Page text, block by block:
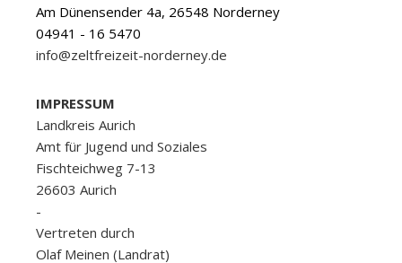
Am Dünensender 4a, 26548 Norderney
04941 - 16 5470
info@zeltfreizeit-norderney.de
IMPRESSUM
Landkreis Aurich
Amt für Jugend und Soziales
Fischteichweg 7-13
26603 Aurich
-
Vertreten durch
Olaf Meinen (Landrat)